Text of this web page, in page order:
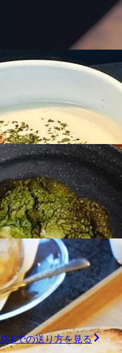
Gift 加盟店共通券 カ
共通券
楽しめるカフェ共通
での送り方を見る